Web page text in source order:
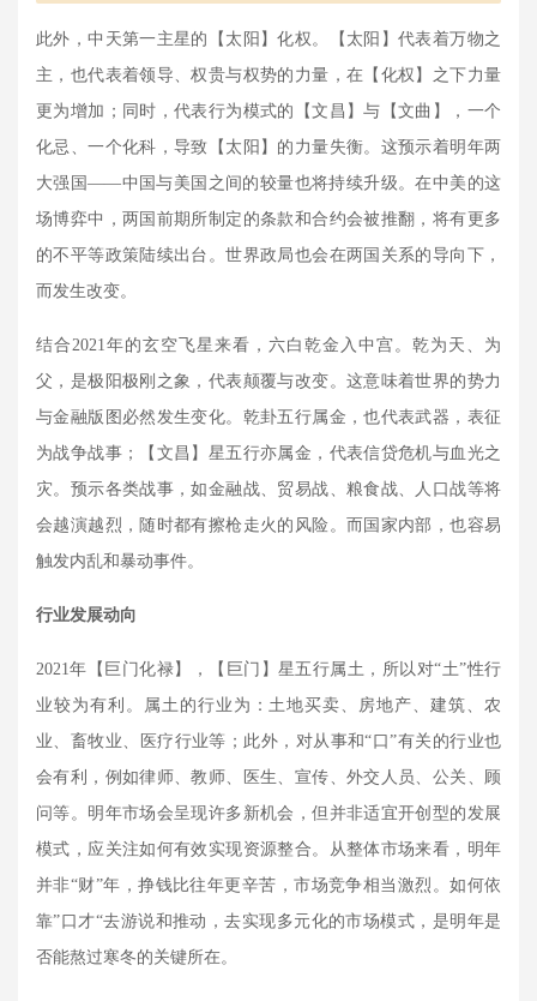
此外，中天第一主星的【太阳】化权。【太阳】代表着万物之
主，也代表着领导、权贵与权势的力量，在【化权】之下力量
更为增加；同时，代表行为模式的【文昌】与【文曲】，一个
化忌、一个化科，导致【太阳】的力量失衡。这预示着明年两
大强国——中国与美国之间的较量也将持续升级。在中美的这
场博弈中，两国前期所制定的条款和合约会被推翻，将有更多
的不平等政策陆续出台。世界政局也会在两国关系的导向下，
而发生改变。
结合2021年的玄空飞星来看，六白乾金入中宫。乾为天、为
父，是极阳极刚之象，代表颠覆与改变。这意味着世界的势力
与金融版图必然发生变化。乾卦五行属金，也代表武器，表征
为战争战事；【文昌】星五行亦属金，代表信贷危机与血光之
灾。预示各类战事，如金融战、贸易战、粮食战、人口战等将
会越演越烈，随时都有擦枪走火的风险。而国家内部，也容易
触发内乱和暴动事件。
行业发展动向
2021年【巨门化禄】，【巨门】星五行属土，所以对“土”性行
业较为有利。属土的行业为：土地买卖、房地产、建筑、农
业、畜牧业、医疗行业等；此外，对从事和“口”有关的行业也
会有利，例如律师、教师、医生、宣传、外交人员、公关、顾
问等。明年市场会呈现许多新机会，但并非适宜开创型的发展
模式，应关注如何有效实现资源整合。从整体市场来看，明年
并非“财”年，挣钱比往年更辛苦，市场竞争相当激烈。如何依
靠” 口才“去游说和推动，去实现多元化的市场模式，是明年是
否能熬过寒冬的关键所在。